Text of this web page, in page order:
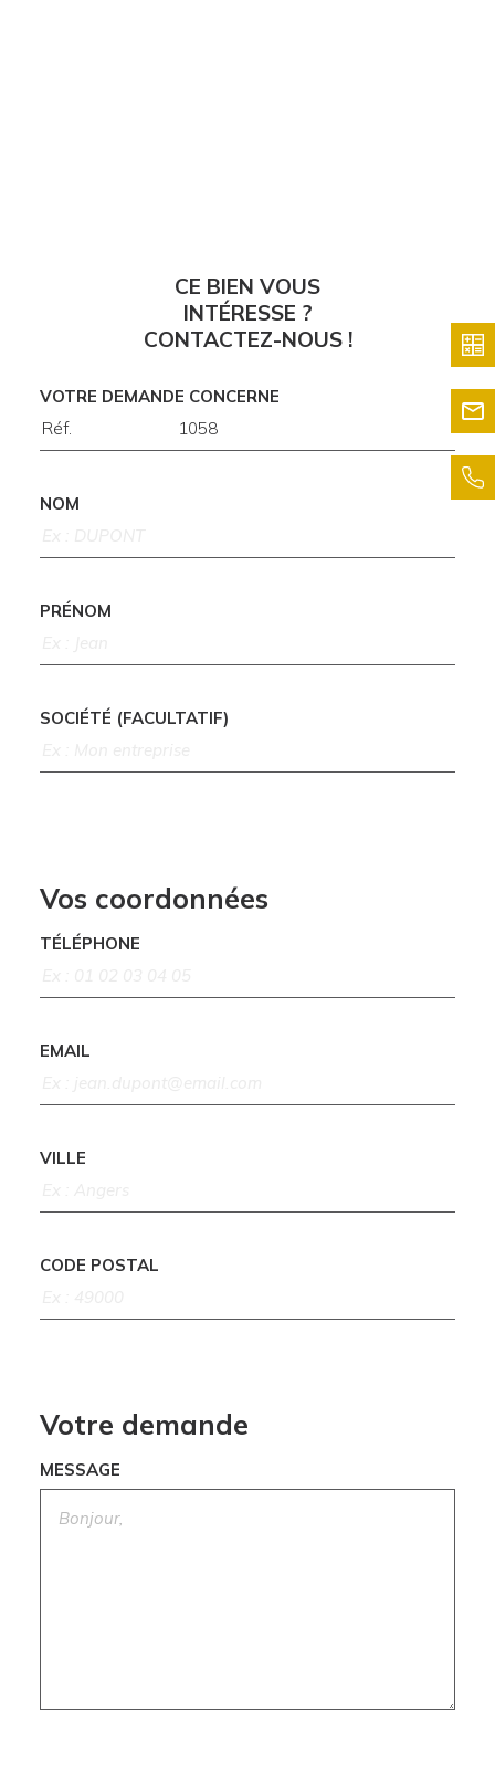
CE BIEN VOUS
INTÉRESSE ?
CONTACTEZ-NOUS !
VOTRE DEMANDE CONCERNE
NOM
PRÉNOM
SOCIÉTÉ (FACULTATIF)
Vos coordonnées
TÉLÉPHONE
EMAIL
VILLE
CODE POSTAL
Votre demande
MESSAGE